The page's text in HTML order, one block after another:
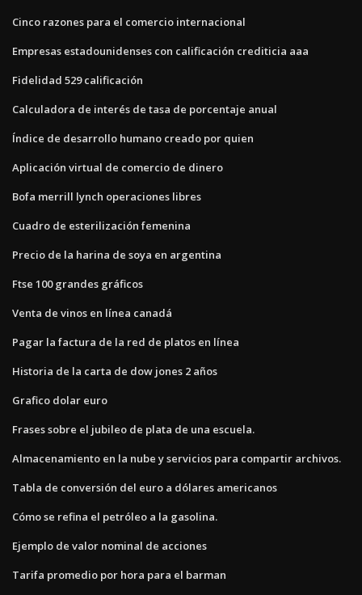
Cinco razones para el comercio internacional
Empresas estadounidenses con calificación crediticia aaa
Fidelidad 529 calificación
Calculadora de interés de tasa de porcentaje anual
Índice de desarrollo humano creado por quien
Aplicación virtual de comercio de dinero
Bofa merrill lynch operaciones libres
Cuadro de esterilización femenina
Precio de la harina de soya en argentina
Ftse 100 grandes gráficos
Venta de vinos en línea canadá
Pagar la factura de la red de platos en línea
Historia de la carta de dow jones 2 años
Grafico dolar euro
Frases sobre el jubileo de plata de una escuela.
Almacenamiento en la nube y servicios para compartir archivos.
Tabla de conversión del euro a dólares americanos
Cómo se refina el petróleo a la gasolina.
Ejemplo de valor nominal de acciones
Tarifa promedio por hora para el barman